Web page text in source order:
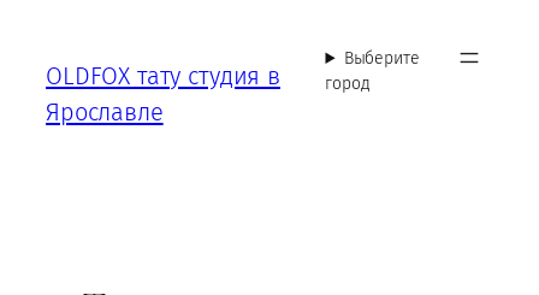
содержимому
OLDFOX тату студия в
Ярославле
Выберите
город